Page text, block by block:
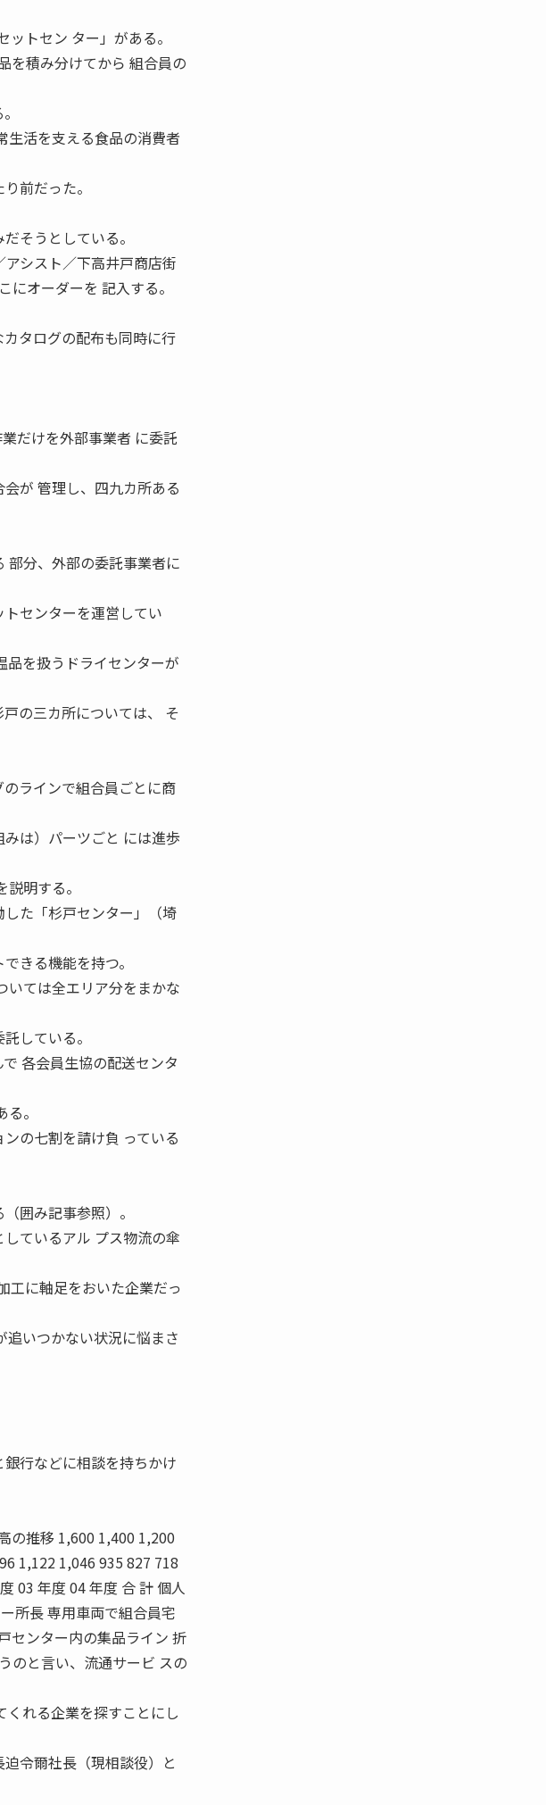
トセン ター」がある。
を積み分けてから 組合員の
生活を支える食品の消費者
前だった。
そうとしている。
アシスト／下高井戸商店街
オーダーを 記入する。
タログの配布も同時に行
だけを外部事業者 に委託
が 管理し、四九カ所ある
部分、外部の委託事業者に
センターを運営してい
品を扱うドライセンターが
の三カ所については、 そ
ラインで組合員ごとに商
は）パーツごと には進歩
明する。
た「杉戸センター」（埼
きる機能を持つ。
いては全エリア分をまかな
している。
各会員生協の配送センタ
。
の七割を請け負 っている
囲み記事参照）。
ているアル プス物流の傘
工に軸足をおいた企業だっ
いつかない状況に悩まさ
行などに相談を持ちかけ
の推移 1,600 1,400 1,200
1,122 1,046 935 827 718
03 年度 04 年度 合 計 個人
所長 専用車両で組合員宅
センター内の集品ライン 折
のと言い、流通サービ スの
れる企業を探すことにし
令爾社長（現相談役）と